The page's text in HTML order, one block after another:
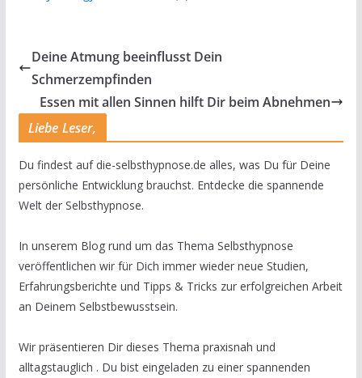
Deine Atmung beeinflusst Dein
Schmerzempfinden
Essen mit allen Sinnen hilft Dir beim Abnehmen
Liebe Leser,
Du findest auf die-selbsthypnose.de alles, was Du für Deine
persönliche Entwicklung brauchst. Entdecke die spannende
Welt der Selbsthypnose.
In unserem Blog rund um das Thema Selbsthypnose
veröffentlichen wir für Dich immer wieder neue Studien,
Erfahrungsberichte und Tipps & Tricks zur erfolgreichen Arbeit
an Deinem Selbstbewusstsein.
Wir präsentieren Dir dieses Thema praxisnah und
alltagstauglich . Du bist eingeladen zu einer spannenden